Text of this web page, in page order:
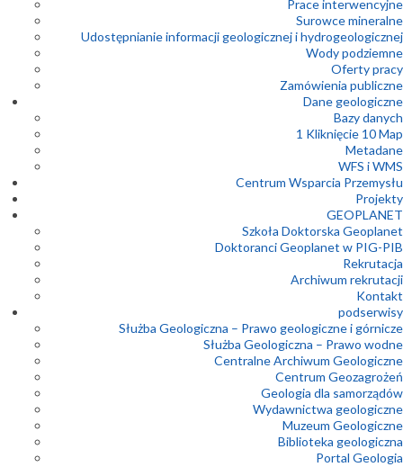
Prace interwencyjne
Surowce mineralne
Udostępnianie informacji geologicznej i hydrogeologicznej
Wody podziemne
Oferty pracy
Zamówienia publiczne
Dane geologiczne
Bazy danych
1 Kliknięcie 10 Map
Metadane
WFS i WMS
Centrum Wsparcia Przemysłu
Projekty
GEOPLANET
Szkoła Doktorska Geoplanet
Doktoranci Geoplanet w PIG-PIB
Rekrutacja
Archiwum rekrutacji
Kontakt
podserwisy
Służba Geologiczna – Prawo geologiczne i górnicze
Służba Geologiczna – Prawo wodne
Centralne Archiwum Geologiczne
Centrum Geozagrożeń
Geologia dla samorządów
Wydawnictwa geologiczne
Muzeum Geologiczne
Biblioteka geologiczna
Portal Geologia